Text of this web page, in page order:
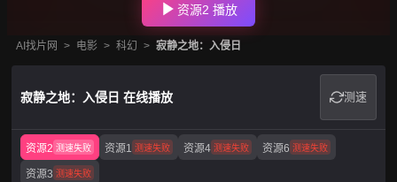
资源2 播放
AI找片网 > 电影 > 科幻 > 寂静之地：入侵日
寂静之地：入侵日 在线播放 测速
资源2 测速失败 资源1 测速失败 资源4 测速失败 资源6 测速失败
资源3 测速失败